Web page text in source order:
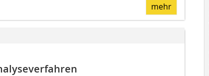
mehr